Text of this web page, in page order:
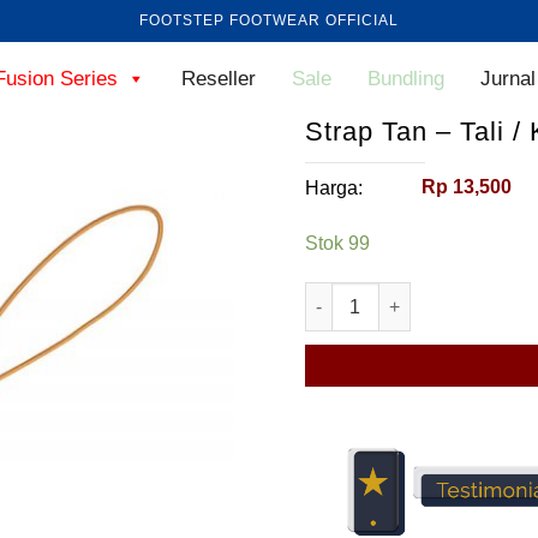
FOOTSTEP FOOTWEAR OFFICIAL
Series Reseller Sale Bundling Jurnal
Strap Tan – Tali /
Harga: Rp 13,500
Stok 99
Kuantitas Strap Tan – Tali